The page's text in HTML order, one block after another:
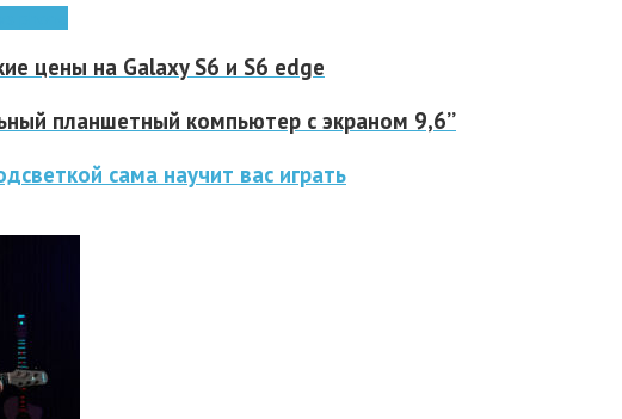
цены на Galaxy S6 и S6 edge
планшетный компьютер с экраном 9,6’’
сама научит вас играть